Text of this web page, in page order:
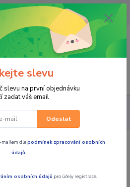
0,00 CZK
ŘÍDÍTKA A JEJICH DÍLY
NÁVLEKY NA ŘÍDÍTKA
PÁČEK,
slevu
slevu na první objednávku
zadat váš email
Odeslat
mailem dlepodmínek zpracování osobních
údajů.
osobních údajů pro účely registrace.